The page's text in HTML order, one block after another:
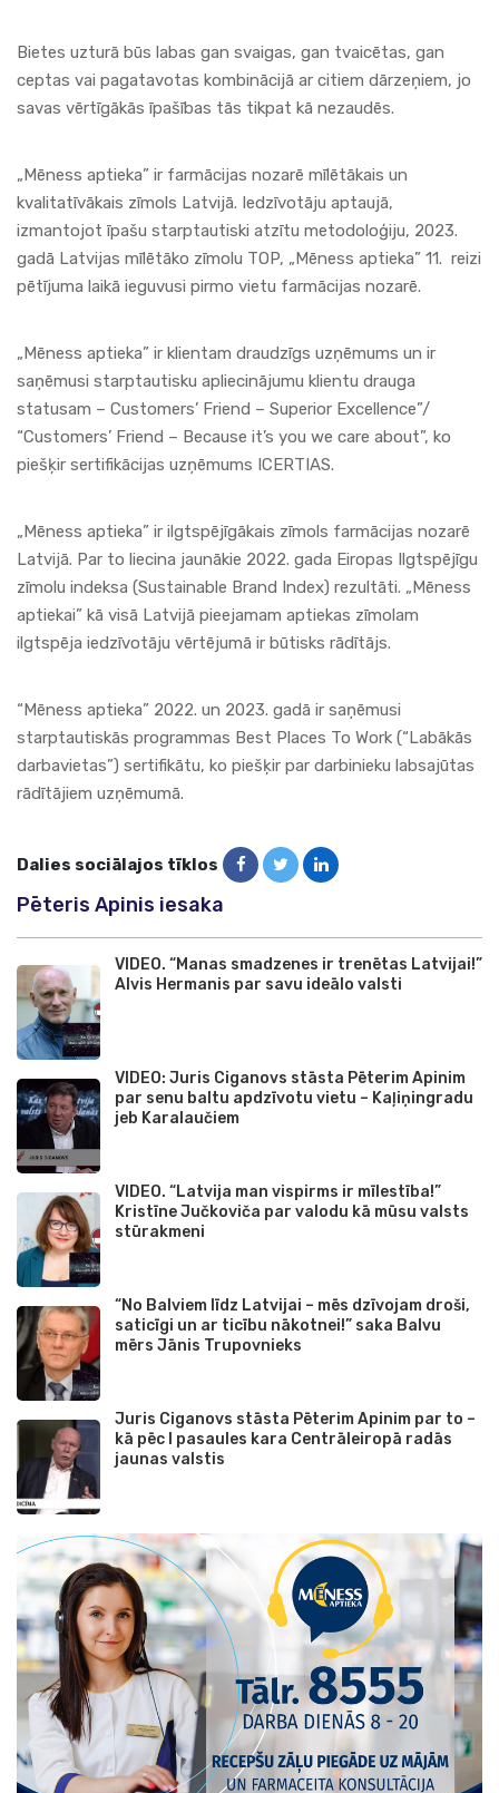
Bietes uzturā būs labas gan svaigas, gan tvaicētas, gan
ceptas vai pagatavotas kombinācijā ar citiem dārzeņiem, jo
savas vērtīgākās īpašības tās tikpat kā nezaudēs.
„Mēness aptieka” ir farmācijas nozarē mīlētākais un
kvalitatīvākais zīmols Latvijā. Iedzīvotāju aptaujā,
izmantojot īpašu starptautiski atzītu metodoloģiju, 2023.
gadā Latvijas mīlētāko zīmolu TOP, „Mēness aptieka” 11. reizi
pētījuma laikā ieguvusi pirmo vietu farmācijas nozarē.
„Mēness aptieka” ir klientam draudzīgs uzņēmums un ir
saņēmusi starptautisku apliecinājumu klientu drauga
statusam – Customers’ Friend – Superior Excellence”/
“Customers’ Friend – Because it’s you we care about”, ko
piešķir sertifikācijas uzņēmums ICERTIAS.
„Mēness aptieka” ir ilgtspējīgākais zīmols farmācijas nozarē
Latvijā. Par to liecina jaunākie 2022. gada Eiropas Ilgtspējīgu
zīmolu indeksa (Sustainable Brand Index) rezultāti. „Mēness
aptiekai” kā visā Latvijā pieejamam aptiekas zīmolam
ilgtspēja iedzīvotāju vērtējumā ir būtisks rādītājs.
“Mēness aptieka” 2022. un 2023. gadā ir saņēmusi
starptautiskās programmas Best Places To Work (“Labākās
darbavietas”) sertifikātu, ko piešķir par darbinieku labsajūtas
rādītājiem uzņēmumā.
Dalies sociālajos tīklos
Pēteris Apinis iesaka
VIDEO. “Manas smadzenes ir trenētas Latvijai!”
Alvis Hermanis par savu ideālo valsti
VIDEO: Juris Ciganovs stāsta Pēterim Apinim
par senu baltu apdzīvotu vietu – Kaļiņingradu
jeb Karalaučiem
VIDEO. “Latvija man vispirms ir mīlestība!”
Kristīne Jučkoviča par valodu kā mūsu valsts
stūrakmeni
“No Balviem līdz Latvijai – mēs dzīvojam droši,
saticīgi un ar ticību nākotnei!” saka Balvu
mērs Jānis Trupovnieks
Juris Ciganovs stāsta Pēterim Apinim par to –
kā pēc I pasaules kara Centrāleiropā radās
jaunas valstis